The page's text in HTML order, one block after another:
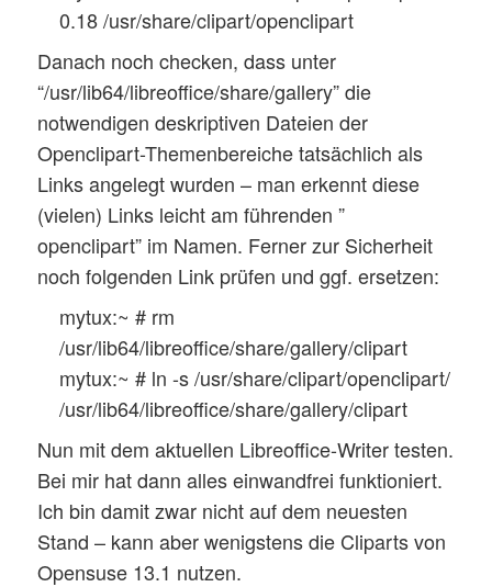
0.18 /usr/share/clipart/openclipart
Danach noch checken, dass unter
“/usr/lib64/libreoffice/share/gallery” die
notwendigen deskriptiven Dateien der
Openclipart-Themenbereiche tatsächlich als
Links angelegt wurden – man erkennt diese
(vielen) Links leicht am führenden ”
openclipart” im Namen. Ferner zur Sicherheit
noch folgenden Link prüfen und ggf. ersetzen:
mytux:~ # rm
/usr/lib64/libreoffice/share/gallery/clipart
mytux:~ # ln -s /usr/share/clipart/openclipart/
/usr/lib64/libreoffice/share/gallery/clipart
Nun mit dem aktuellen Libreoffice-Writer testen.
Bei mir hat dann alles einwandfrei funktioniert.
Ich bin damit zwar nicht auf dem neuesten
Stand – kann aber wenigstens die Cliparts von
Opensuse 13.1 nutzen.